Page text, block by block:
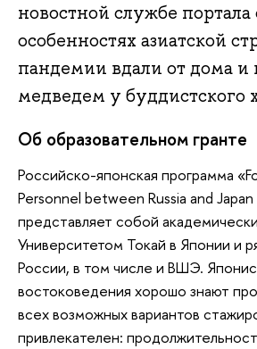
новостной службе портала
особенностях азиатской
пандемии вдали от дома и
медведем у буддистского
Об образовательном гранте
Российско-японская программа
Personnel between Russia and
представляет собой
Университетом Токай в Японии и
России, в том числе и ВШЭ.
востоковедения хорошо знают про
всех возможных вариантов
привлекателен: